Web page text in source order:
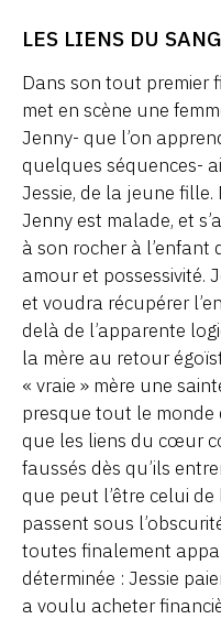
LES LIENS DU
Dans son tout premier
met en scène une
Jenny- que l’on
quelques séquences-
Jessie, de la jeune
Jenny est malade, et
à son rocher à l’enfant
amour et possessivité.
et voudra récupérer
delà de l’apparente
la mère au retour
« vraie » mère une
presque tout le monde
que les liens du cœur
faussés dès qu’ils
que peut l’être celui
passent sous
toutes finalement
déterminée : Jessie
a voulu acheter